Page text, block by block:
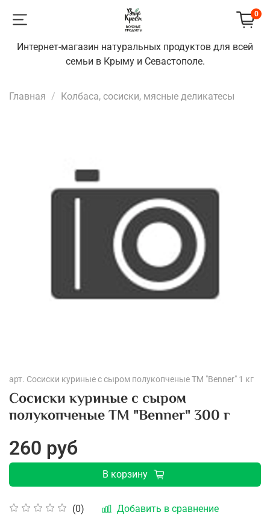
0
Интернет-магазин натуральных продуктов для всей
семьи в Крыму и Севастополе.
Главная Колбаса, сосиски, мясные деликатесы
арт. Сосиски куриные с сыром полукопченые ТМ "Benner" 1 кг
Сосиски куриные с сыром
полукопченые ТМ "Benner" 300 г
(0) Добавить в сравнение
260 руб
В корзину